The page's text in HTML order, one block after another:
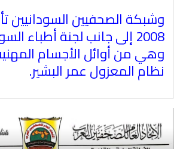
وشبكة الصحفيين
2008 إلى جانب لجنة أطباء
وهي من أوائل الأجسام
نظام المعزول عمر البشير.